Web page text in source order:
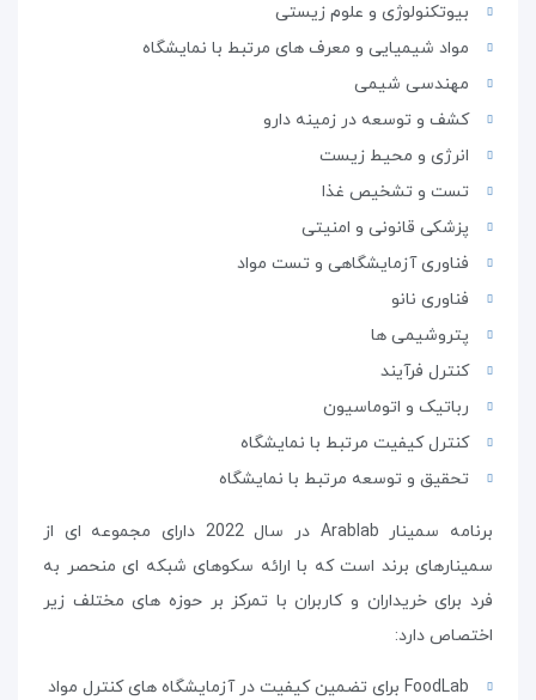
بیوتکنولوژی و علوم زیستی
مواد شیمیایی و معرف های مرتبط با نمایشگاه
مهندسی شیمی
کشف و توسعه در زمینه دارو
انرژی و محیط زیست
تست و تشخیص غذا
پزشکی قانونی و امنیتی
فناوری آزمایشگاهی و تست مواد
فناوری نانو
پتروشیمی ها
کنترل فرآیند
رباتیک و اتوماسیون
کنترل کیفیت مرتبط با نمایشگاه
تحقیق و توسعه مرتبط با نمایشگاه
برنامه سمینار Arablab
در سال 2022 دارای مجموعه ای از
سمینارهای برند است که با ارائه سکوهای شبکه ای منحصر به
فرد برای خریداران و کاربران با تمرکز بر حوزه های مختلف زیر
اختصاص دارد:
FoodLab برای تضمین کیفیت در آزمایشگاه های کنترل مواد